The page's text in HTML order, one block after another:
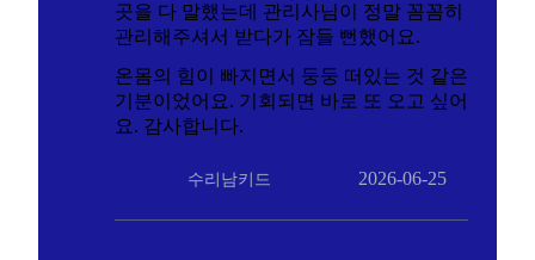
곳을 다 말했는데 관리사님이 정말 꼼꼼히
관리해주셔서 받다가 잠들 뻔했어요.
온몸의 힘이 빠지면서 둥둥 떠있는 것 같은
기분이었어요. 기회되면 바로 또 오고 싶어
요. 감사합니다.
수리남키드 2026-06-25